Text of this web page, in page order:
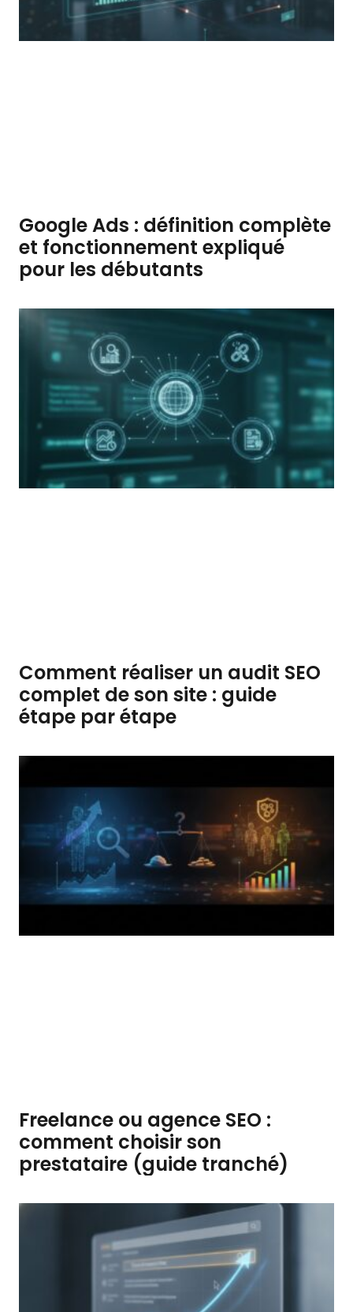
Google Ads : définition complète
et fonctionnement expliqué
pour les débutants
Comment réaliser un audit SEO
complet de son site : guide
étape par étape
Freelance ou agence SEO :
comment choisir son
prestataire (guide tranché)